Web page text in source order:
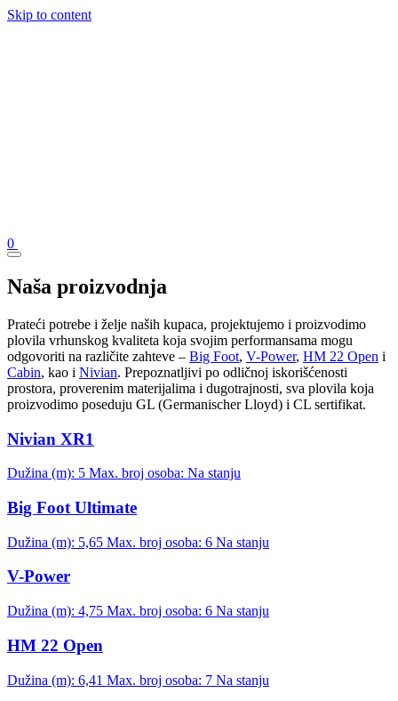
Skip to content
0
Naša proizvodnja
Prateći potrebe i želje naših kupaca, projektujemo i proizvodimo
plovila vrhunskog kvaliteta koja svojim performansama mogu
odgovoriti na različite zahteve – Big Foot, V-Power, HM 22 Open i
Cabin, kao i Nivian. Prepoznatljivi po odličnoj iskorišćenosti
prostora, proverenim materijalima i dugotrajnosti, sva plovila koja
proizvodimo poseduju GL (Germanischer Lloyd) i CL sertifikat.
Nivian XR1
Dužina (m): 5 Max. broj osoba: Na stanju
Big Foot Ultimate
Dužina (m): 5,65 Max. broj osoba: 6 Na stanju
V-Power
Dužina (m): 4,75 Max. broj osoba: 6 Na stanju
HM 22 Open
Dužina (m): 6,41 Max. broj osoba: 7 Na stanju